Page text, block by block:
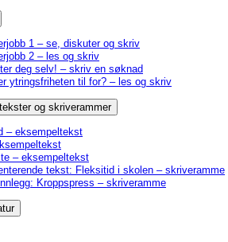
1 – se, diskuter og skriv
2 – les og skriv
deg selv! – skriv en søknad
ytringsfriheten til for? – les og skriv
og skriverammer
– eksempeltekst
– eksempeltekst
tekst: Fleksitid i skolen – skriveramme
Kroppspress – skriveramme